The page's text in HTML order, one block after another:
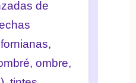
de
ombre,